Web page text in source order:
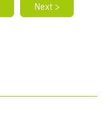
Next >